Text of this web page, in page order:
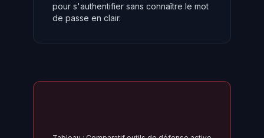
pour s'authentifier sans connaître le mot
de passe en clair.